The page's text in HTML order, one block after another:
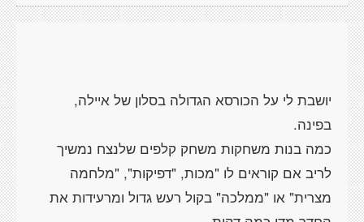
יושבת לי על הכורסא הגדולה בסלון של איילה,
כמה בנות משחקות משחק קלפים שלנצח נמשיך
לריב אם קוראים לו "מכות, "דפיקות", "מלחמה
מצרית" או "ממלכה" בקול רעש גדול ומרעידות את